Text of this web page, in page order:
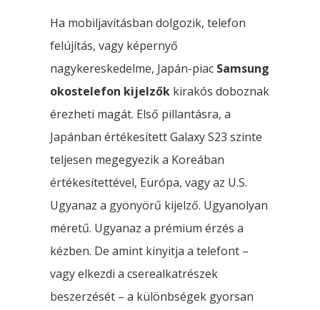
Ha mobiljavításban dolgozik, telefon
felújítás, vagy képernyő
nagykereskedelme, Japán-piac Samsung
okostelefon kijelzők kirakós doboznak
érezheti magát. Első pillantásra, a
Japánban értékesített Galaxy S23 szinte
teljesen megegyezik a Koreában
értékesítettével, Európa, vagy az U.S.
Ugyanaz a gyönyörű kijelző. Ugyanolyan
méretű. Ugyanaz a prémium érzés a
kézben. De amint kinyitja a telefont –
vagy elkezdi a cserealkatrészek
beszerzését – a különbségek gyorsan